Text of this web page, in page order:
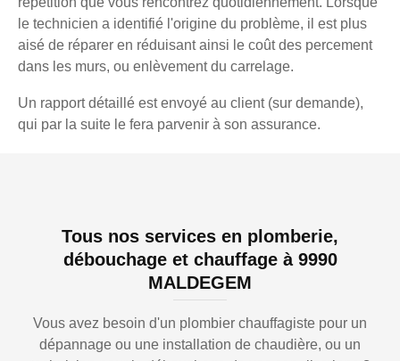
le technicien a identifié l'origine du problème, il est plus
aisé de réparer en réduisant ainsi le coût des percement
dans les murs, ou enlèvement du carrelage.
Un rapport détaillé est envoyé au client (sur demande),
qui par la suite le fera parvenir à son assurance.
Tous nos services en plomberie,
débouchage et chauffage à 9990
MALDEGEM
Vous avez besoin d'un plombier chauffagiste pour un
dépannage ou une installation de chaudière, ou un